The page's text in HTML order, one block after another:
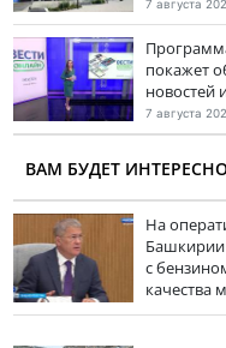
7 августа
покажет
новостей
7 августа
ВАМ БУДЕТ
На
Башкирии
с
качества